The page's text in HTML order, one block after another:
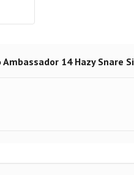
Ambassador 14 Hazy Snare